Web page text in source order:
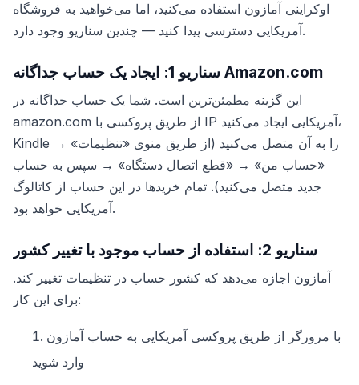
اوکراینی آمازون استفاده می‌کنید، اما می‌خواهید به فروشگاه
آمریکایی دسترسی پیدا کنید — چندین سناریو وجود دارد.
سناریو 1: ایجاد یک حساب جداگانه Amazon.com
این گزینه مطمئن‌ترین است. شما یک حساب جداگانه در
amazon.com از طریق پروکسی با IP آمریکایی ایجاد می‌کنید،
Kindle را به آن متصل می‌کنید (از طریق منوی «تنظیمات» →
«حساب من» → «قطع اتصال دستگاه» → سپس به حساب
جدید متصل می‌کنید). تمام خریدها در این حساب از کاتالوگ
آمریکایی خواهد بود.
سناریو 2: استفاده از حساب موجود با تغییر کشور
آمازون اجازه می‌دهد که کشور حساب در تنظیمات تغییر کند.
برای این کار:
با مرورگر از طریق پروکسی آمریکایی به حساب آمازون
وارد شوید